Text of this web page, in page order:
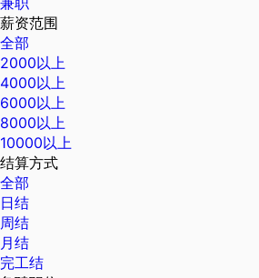
薪资范围
全部
2000以上
4000以上
6000以上
8000以上
10000以上
结算方式
全部
日结
周结
月结
完工结